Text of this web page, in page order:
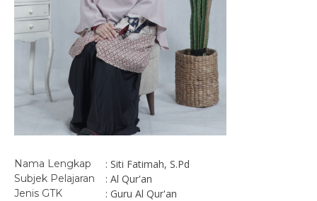
Nama Lengkap : Siti Fatimah, S.Pd
Subjek Pelajaran : Al Qur'an
Jenis GTK : Guru Al Qur'an